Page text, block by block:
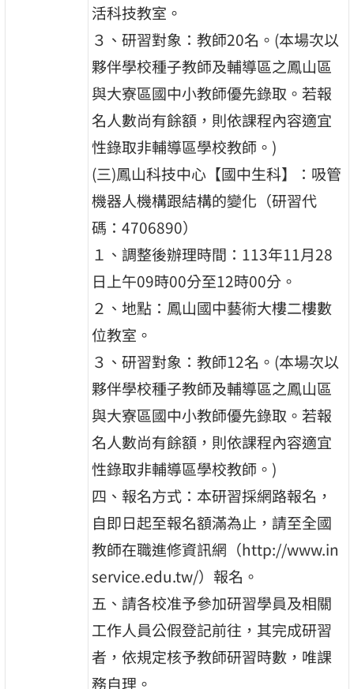
活科技教室。
３、研習對象：教師20名。(本場次以
夥伴學校種子教師及輔導區之鳳山區
與大寮區國中小教師優先錄取。若報
名人數尚有餘額，則依課程內容適宜
性錄取非輔導區學校教師。)
(三)鳳山科技中心【國中生科】：吸管
機器人機構跟結構的變化（研習代
碼：4706890）
１、調整後辦理時間：113年11月28
日上午09時00分至12時00分。
２、地點：鳳山國中藝術大樓二樓數
位教室。
３、研習對象：教師12名。(本場次以
夥伴學校種子教師及輔導區之鳳山區
與大寮區國中小教師優先錄取。若報
名人數尚有餘額，則依課程內容適宜
性錄取非輔導區學校教師。)
四、報名方式：本研習採網路報名，
自即日起至報名額滿為止，請至全國
教師在職進修資訊網（http://www.in
service.edu.tw/）報名。
五、請各校准予參加研習學員及相關
工作人員公假登記前往，其完成研習
者，依規定核予教師研習時數，唯課
務自理。